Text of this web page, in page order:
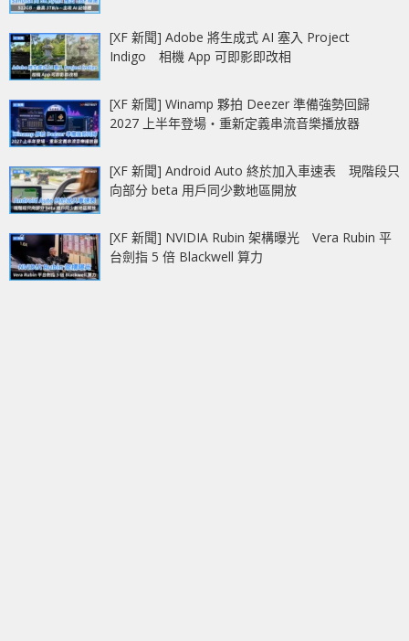
[XF 新聞] Adobe 將生成式 AI 塞入 Project
Indigo 相機 App 可即影即改相
[XF 新聞] Winamp 夥拍 Deezer 準備強勢回歸
2027 上半年登場‧重新定義串流音樂播放器
[XF 新聞] Android Auto 終於加入車速表 現階段只
向部分 beta 用戶同少數地區開放
[XF 新聞] NVIDIA Rubin 架構曝光 Vera Rubin 平
台劍指 5 倍 Blackwell 算力